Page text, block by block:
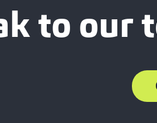
to our